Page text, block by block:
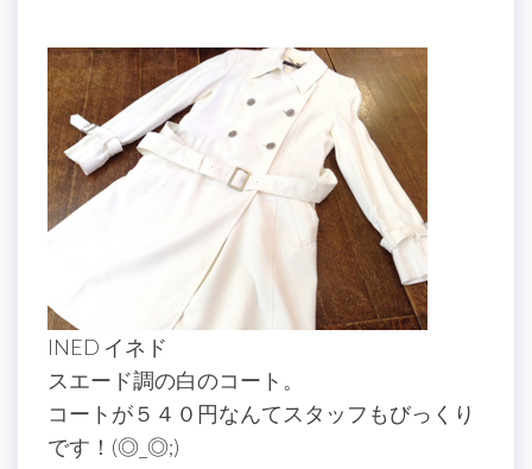
INED イネド
スエード調の白のコート。
コートが５４０円なんてスタッフもびっくり
です！(◎_◎;)